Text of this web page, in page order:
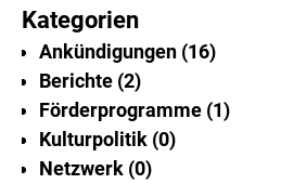
Kategorien
Ankündigungen 16
Berichte 2
Förderprogramme 1
Kulturpolitik 0
Netzwerk 0